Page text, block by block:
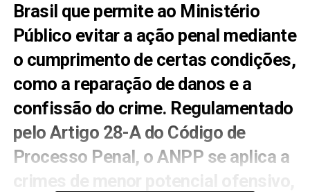
Brasil que permite ao Ministério
Público evitar a ação penal mediante
o cumprimento de certas condições,
como a reparação de danos e a
confissão do crime. Regulamentado
pelo Artigo 28-A do Código de
Processo Penal, o ANPP se aplica a